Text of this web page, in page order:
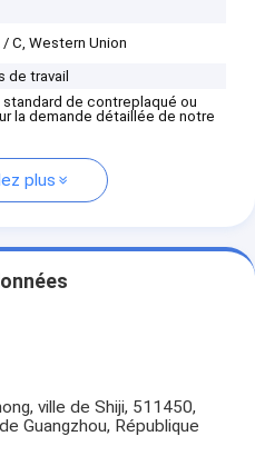
/ C, Western Union
de travail
standard de contreplaqué ou
la demande détaillée de notre
plus
ville de Shiji, 511450,
Guangzhou, République